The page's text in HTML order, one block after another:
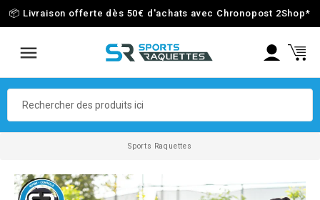
📦 Livraison offerte dès 50€ d'achats avec Chronopost 2Shop*
Sports Raquettes